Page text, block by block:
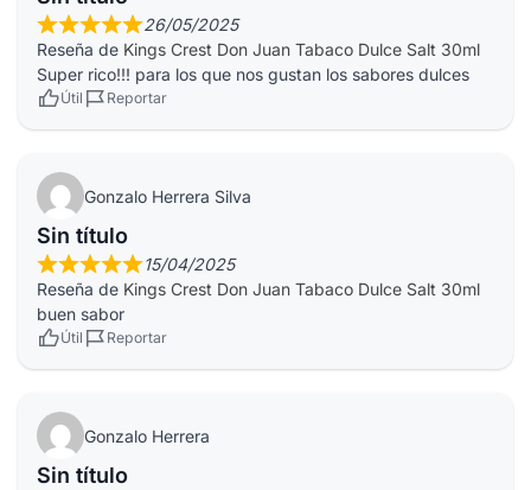
26/05/2025
Reseña de Kings Crest Don Juan Tabaco Dulce Salt 30ml
Super rico!!! para los que nos gustan los sabores dulces
Útil Reportar
Gonzalo Herrera Silva
Sin título
15/04/2025
Reseña de Kings Crest Don Juan Tabaco Dulce Salt 30ml
buen sabor
Útil Reportar
Gonzalo Herrera
Sin título